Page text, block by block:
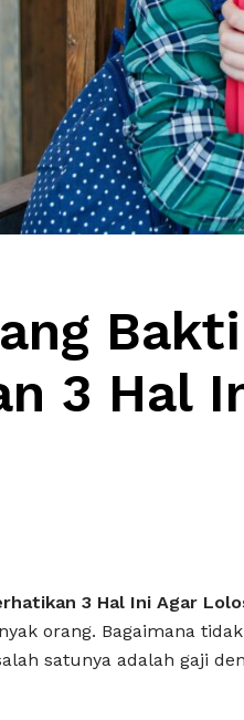
3 Hal
3 Hal Ini Agar
orang. Bagaimana
satunya adalah gaji